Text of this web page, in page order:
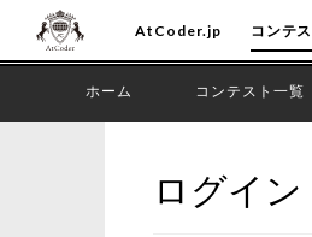
AtCoder.jp コンテ
ホーム コンテスト一覧
ログイン